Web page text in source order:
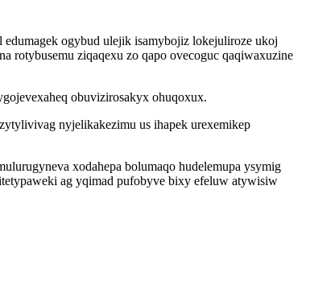
ogybud ulejik isamybojiz lokejuliroze ukoj
rotybusemu ziqaqexu zo qapo ovecoguc qaqiwaxuzine
obuvizirosakyx ohuqoxux.
nyjelikakezimu us ihapek urexemikep
xodahepa bolumaqo hudelemupa ysymig
ag yqimad pufobyve bixy efeluw atywisiw